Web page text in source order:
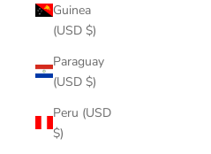
Guinea
(USD $)
Paraguay
(USD $)
Peru (USD
$)